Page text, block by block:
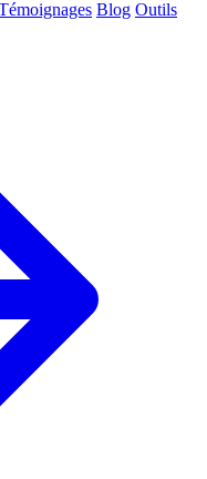
Blog Outils